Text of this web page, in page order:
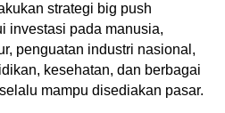
strategi big push
investasi pada manusia,
penguatan industri nasional,
kesehatan, dan berbagai
mampu disediakan pasar.